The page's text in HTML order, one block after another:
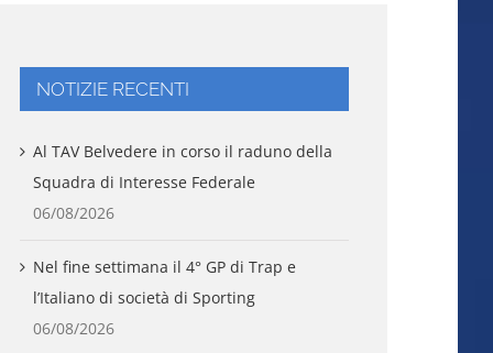
NOTIZIE RECENTI
Al TAV Belvedere in corso il raduno della
Squadra di Interesse Federale
06/08/2026
Nel fine settimana il 4° GP di Trap e
l’Italiano di società di Sporting
06/08/2026